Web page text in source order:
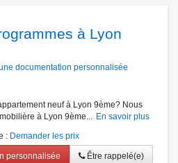
à Lyon
documentation personnalisée
neuf à Lyon 9ème? Nous
à Lyon 9ème... En savoir plus
: Demander les prix
personnalisée Être rappelé(e)